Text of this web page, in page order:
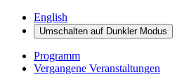
English
Umschalten auf DunklerModus
Programm
Vergangene Veranstaltungen